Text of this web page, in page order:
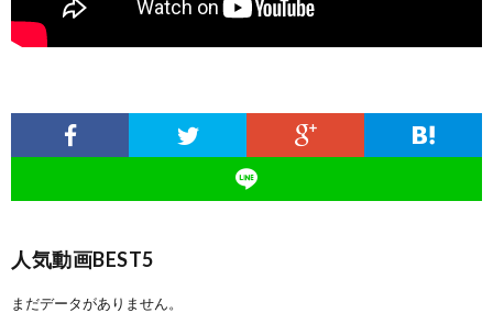
人気動画BEST5
まだデータがありません。